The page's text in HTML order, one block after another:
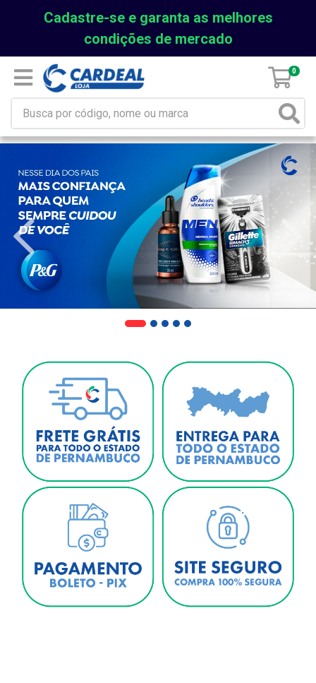
Cadastre-se e garanta as melhores
condições de mercado
0